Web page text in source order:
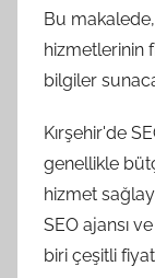
Bu
hizmetlerinin
bilgiler
Kırşehir'de
genellikle
hizmet
SEO ajansı
biri çeşitli